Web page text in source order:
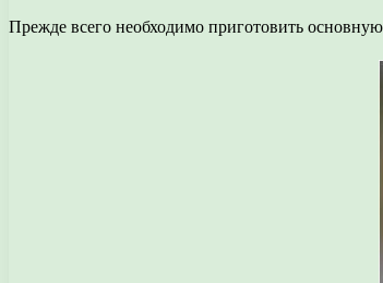
Прежде всего необходимо приготовить